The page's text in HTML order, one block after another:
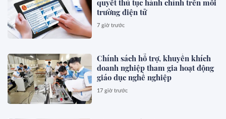
quyết thủ tục hành chính trên môi
trường điện tử
7 giờ trước
Chính sách hỗ trợ, khuyến khích
doanh nghiệp tham gia hoạt động
giáo dục nghề nghiệp
17 giờ trước